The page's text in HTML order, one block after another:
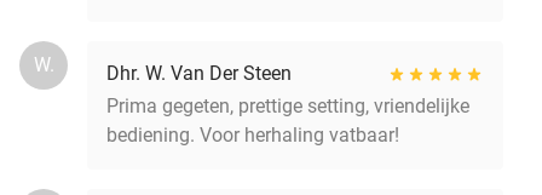
W.
Dhr. W. Van Der Steen
Prima gegeten, prettige setting, vriendelijke
bediening. Voor herhaling vatbaar!